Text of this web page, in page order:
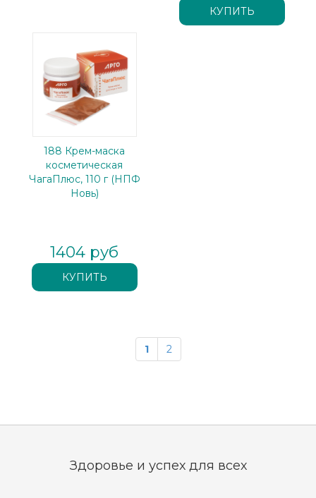
188 Крем-маска
косметическая
ЧагаПлюс, 110 г (НПФ
Новь)
1404 руб
1 2
Здоровье и успех для всех